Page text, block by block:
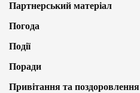
Партнерський матеріал
Погода
Події
Поради
Привітання та поздоровлення